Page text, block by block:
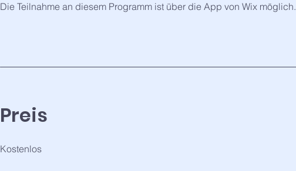
Die Teilnahme an diesem Programm ist über die App von Wix möglich.
Preis
Kostenlos